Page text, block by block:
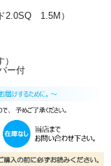
プラグコードを繋げる
コードは家具の上です
具を壁ピッタリにくっつ
出来ます！
になられる電化製品の
にご使用して頂きますよ
2.0SQ 1.5M）
ー付